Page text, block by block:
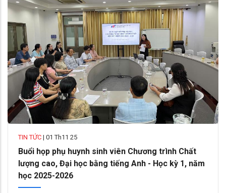
TIN TỨC | 01 Th11 25
Buổi họp phụ huynh sinh viên Chương trình Chất
lượng cao, Đại học bằng tiếng Anh - Học kỳ 1, năm
học 2025-2026